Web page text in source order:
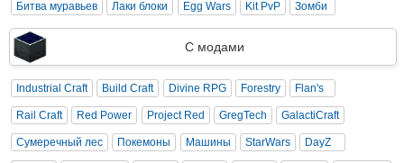
Битва муравьев Лаки блоки Egg Wars Kit PvP Зомби
С модами
Industrial Craft Build Craft Divine RPG Forestry Flan's
Rail Craft Red Power Project Red GregTech GalactiCraft
Сумеречный лес Покемоны Машины StarWars DayZ